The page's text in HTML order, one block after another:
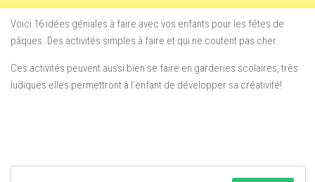
Voici 16 idées géniales à faire avec vos enfants pour les fêtes de
pâques. Des activités simples à faire et qui ne coutent pas cher.
Ces activités peuvent aussi bien se faire en garderies scolaires, très
ludiques elles permettront à l’enfant de développer sa créativité!